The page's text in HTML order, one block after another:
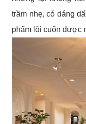
trầm nhẹ, có dáng
phẩm lôi cuốn được